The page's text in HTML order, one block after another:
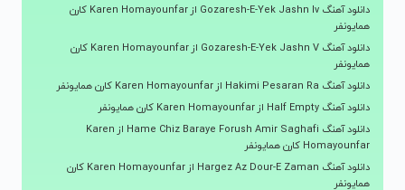
دانلود آهنگ Gozaresh-E-Yek Jashn Iv از Karen Homayounfar کارن
همایونفر
دانلود آهنگ Gozaresh-E-Yek Jashn V از Karen Homayounfar کارن
همایونفر
دانلود آهنگ Hakimi Pesaran Ra از Karen Homayounfar کارن همایونفر
دانلود آهنگ Half Empty از Karen Homayounfar کارن همایونفر
دانلود آهنگ Hame Chiz Baraye Forush Amir Saghafi از Karen
Homayounfar کارن همایونفر
دانلود آهنگ Hargez Az Dour-E Zaman از Karen Homayounfar کارن
همایونفر